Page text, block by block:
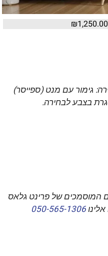
₪1,250.00
גימור עם מנט (ספייסר)
בצבע לבחירה.
המוסמכים של פרינט גלאס
050-565-1306